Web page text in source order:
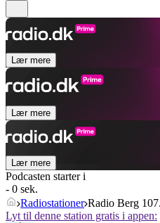
Lær mere
Lær mere
Lær mere
Podcasten starter i
- 0 sek.
Radiostationer Radio Berg
Lyt til denne station gratis i appen: